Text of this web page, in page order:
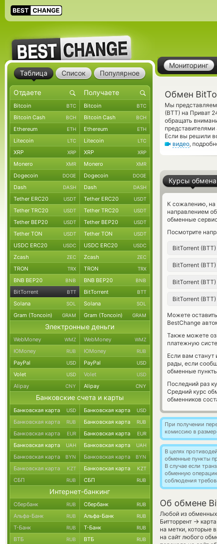
Мониторинг
Обмен
Мы представляем
(BTT) на Приват
обращать
Если вы решили
видео,
Курсы обмена
К сожалению, на
направлением
обменные
Посмотрите
BitTorrent (BTT)
BitTorrent (BTT)
BitTorrent (BTT)
BitTorrent (BTT)
Можете
BestChange
Также можете
платежную
Если вам
рады, если
обменные
Последний раз
Средний курс
обменников
При получении
комиссию в
В целях
обменные пункты
В случае если
обменную
соблюдения
Об обмене
Любой из обменных
Битторрент →
на метки, которые
на сайт любого
Таблица Список Популярное
Bitcoin BTC Bitcoin BTC
Bitcoin Cash BCH Bitcoin Cash BCH
Ethereum ETH Ethereum ETH
Litecoin LTC Litecoin LTC
XRP XRP XRP XRP
Monero XMR Monero XMR
Dogecoin DOGE Dogecoin DOGE
Dash DASH Dash DASH
Tether ERC20 USDT Tether ERC20 USDT
Tether TRC20 USDT Tether TRC20 USDT
Tether BEP20 USDT Tether BEP20 USDT
Tether TON USDT Tether TON USDT
USDC ERC20 USDC USDC ERC20 USDC
Zcash ZEC Zcash ZEC
TRON TRX TRON TRX
BNB BEP20 BNB BNB BEP20 BNB
BitTorrent BTT BitTorrent BTT
Solana SOL Solana SOL
Gram (Toncoin) GRAM Gram (Toncoin) GRAM
Электронные деньги
WebMoney WMZ WebMoney WMZ
ЮMoney RUB ЮMoney RUB
PayPal USD PayPal USD
Volet USD Volet USD
Alipay CNY Alipay CNY
Банковские счета и карты
Банковская карта USD Банковская карта USD
Банковская карта RUB Банковская карта RUB
Банковская карта EUR Банковская карта EUR
Банковская карта UAH Банковская карта UAH
Банковская карта BYN Банковская карта BYN
Банковская карта KZT Банковская карта KZT
СБП RUB СБП RUB
Интернет-банкинг
Сбербанк RUB Сбербанк RUB
Альфа-Банк RUB Альфа-Банк RUB
Т-Банк RUB Т-Банк RUB
ВТБ RUB ВТБ RUB